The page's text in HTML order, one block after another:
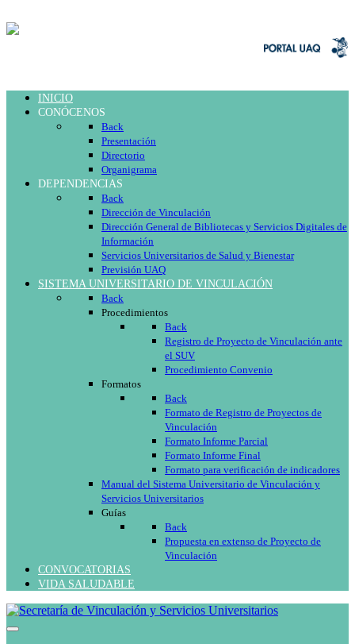
INICIO
CONÓCENOS
Back
Presentación
Directorio
Organigrama
DEPENDENCIAS
Back
Dirección de Vinculación
Dirección General de Bibliotecas y Servicios Digitales de
Información
Servicios Universitarios de Salud y Bienestar
Previsión UAQ
SISTEMA UNIVERSITARIO DE VINCULACIÓN
Back
Procedimientos
Back
Registro de Proyecto de Vinculación ante
el SUV
Procedimiento Convenio
Formatos
Back
Formato de Registro de Proyectos de
Vinculación
Formato Informe Parcial
Formato Informe Final
Formato para verificación de indicadores
Manual del Sistema Universitario de Vinculación y
Servicios Universitarios
Guías
Back
Propuesta en extenso de Proyecto de
Vinculación
CONVOCATORIAS
VIDA SALUDABLE